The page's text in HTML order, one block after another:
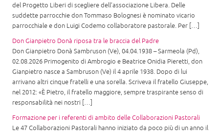
del Progetto Liberi di scegliere dell’associazione Libera. Delle
suddette parrocchie don Tommaso Bolognesi è nominato vicario
parrocchiale e don Luigi Codemo collaboratore pastorale. Per […]
Don Gianpietro Donà riposa tra le braccia del Padre
Don Gianpietro Donà Sambruson (Ve), 04.04.1938 – Sarmeola (Pd),
02.08.2026 Primogenito di Ambrogio e Beatrice Onidia Pieretti, don
Gianpietro nasce a Sambruson (Ve) il 4 aprile 1938. Dopo di lui
arrivano altri cinque fratelli e una sorella. Scriveva il fratello Giuseppe,
nel 2012: «È Pietro, il fratello maggiore, sempre traspirante senso di
responsabilità nei nostri […]
Formazione per i referenti di ambito delle Collaborazioni Pastorali
Le 47 Collaborazioni Pastorali hanno iniziato da poco più di un anno il